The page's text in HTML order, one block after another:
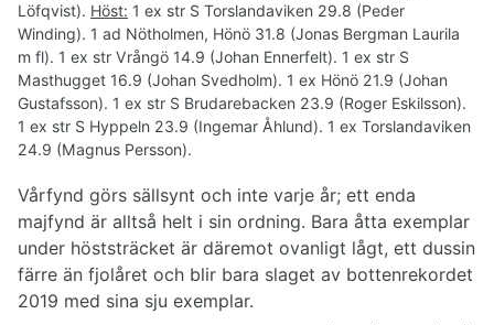
Löfqvist). Höst: 1 ex str S Torslandaviken 29.8 (Peder
Winding). 1 ad Nötholmen, Hönö 31.8 (Jonas Bergman Laurila
m fl). 1 ex str Vrångö 14.9 (Johan Ennerfelt). 1 ex str S
Masthugget 16.9 (Johan Svedholm). 1 ex Hönö 21.9 (Johan
Gustafsson). 1 ex str S Brudarebacken 23.9 (Roger Eskilsson).
1 ex str S Hyppeln 23.9 (Ingemar Åhlund). 1 ex Torslandaviken
24.9 (Magnus Persson).
Vårfynd görs sällsynt och inte varje år; ett enda
majfynd är alltså helt i sin ordning. Bara åtta exemplar
under höststräcket är däremot ovanligt lågt, ett dussin
färre än fjolåret och blir bara slaget av bottenrekordet
2019 med sina sju exemplar.